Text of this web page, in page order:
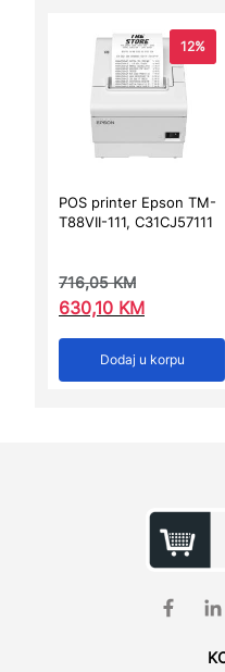
12%
POS printer Epson TM-
T88VII-111, C31CJ57111
716,05KM
630,10 KM
Dodaj u korpu